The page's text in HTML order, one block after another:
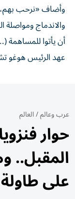
وأضاف «نرحب بهم،
والاندماج
أن يأتوا
عهد الرئيس هوغو
عرب وعالم/العالم
حوار
المقبل..
على